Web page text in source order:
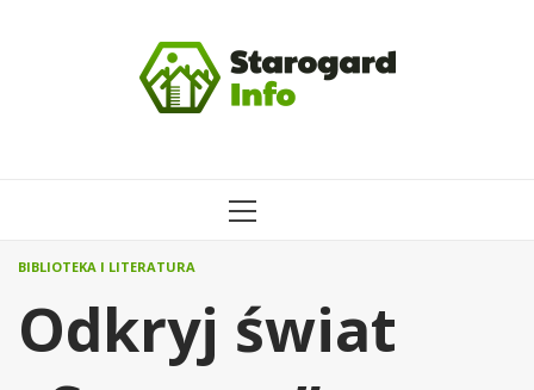
MENU
BIBLIOTEKA I LITERATURA
Odkryj świat